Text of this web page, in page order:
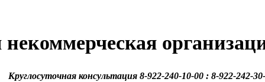
Круглосуточная консультация 8-922-240-10-00 : 8-922-242-